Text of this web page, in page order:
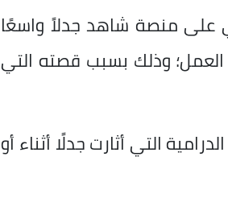
على منصة شاهد جدلاً واسعًا
بعد عرض 3 حلقات من العمل؛ وذلك بسبب قصته التي
التي أثارت جدلًا أثناء أو